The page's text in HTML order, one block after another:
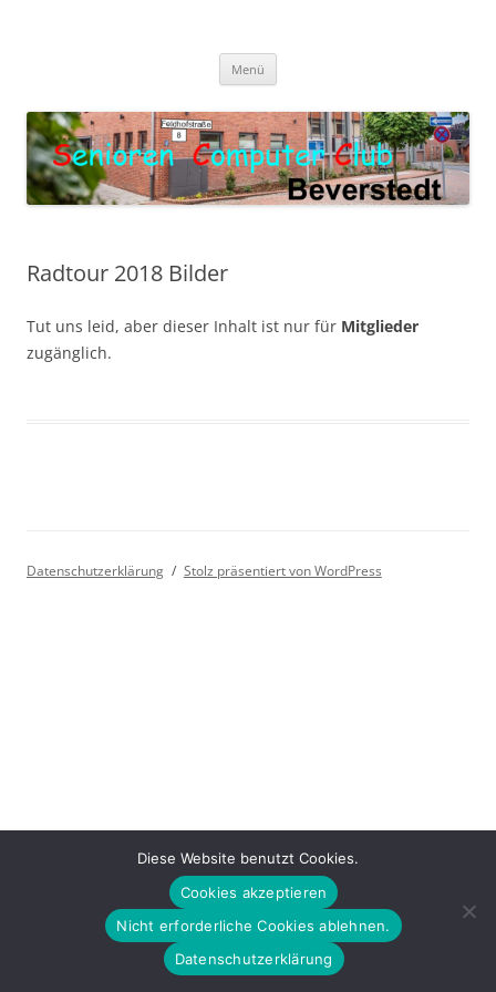
Beverstedt
Menü
Radtour 2018 Bilder
Tut uns leid, aber dieser Inhalt ist nur für Mitglieder
zugänglich.
Datenschutzerklärung Stolz präsentiert von WordPress
Diese Website benutzt Cookies.
Cookies akzeptieren
Nicht erforderliche Cookies ablehnen.
Datenschutzerklärung